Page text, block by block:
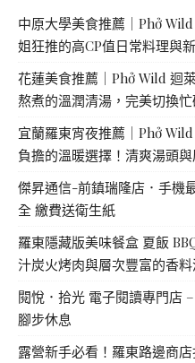
中原大學美食推薦｜Phở
姐狂推的高CP值日常料理與
花蓮美食推薦｜Phở Wild 迴
熬煮的溫潤清湯，完美切換忙
宜蘭羅東宵夜推薦｜Phở
負擔的溫暖選擇！清爽湯頭
傑昇通信-前鎮瑞隆店．手機
全 繳費送衛生紙
羅東隱藏版美味餐盒 夏飯
汁炭火烤肉與層次豐富的香
閱悅．拾光 電子閱讀專門店
腳步休息
露營新手必看！羅東路邊商